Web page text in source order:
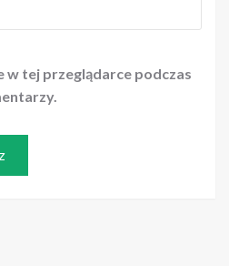
w tej przeglądarce podczas